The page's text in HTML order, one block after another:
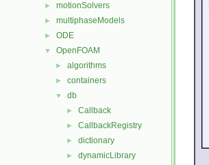
► motionSolvers
► multiphaseModels
► ODE
▼ OpenFOAM
► algorithms
► containers
▼ db
► Callback
► CallbackRegistry
► dictionary
► dynamicLibrary